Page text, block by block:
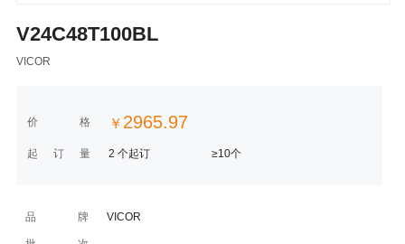
V24C48T100BL
VICOR
价格 ￥ 2965.97
起订量 2 个起订 ≥10个
品牌 VICOR